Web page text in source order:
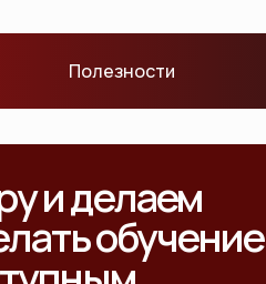
Полезности
и делаем
обучение